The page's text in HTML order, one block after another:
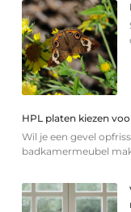
HPL platen kiezen
Wil je een gevel
badkamermeubel